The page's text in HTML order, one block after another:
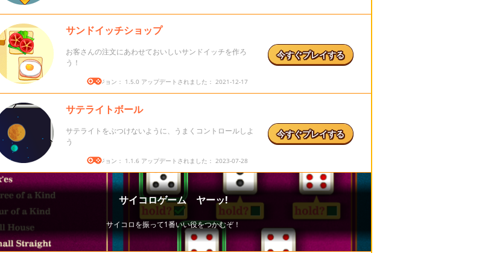
サンドイッチショップ
お客さんの注文にあわせておいしいサンドイッチを作ろ
う！
バージョン： 1.5.0 アップデートされました： 2021-12-17
今すぐプレイする
サテライトボール
サテライトをぶつけないように、うまくコントロールしよ
う
バージョン： 1.1.6 アップデートされました： 2023-07-28
今すぐプレイする